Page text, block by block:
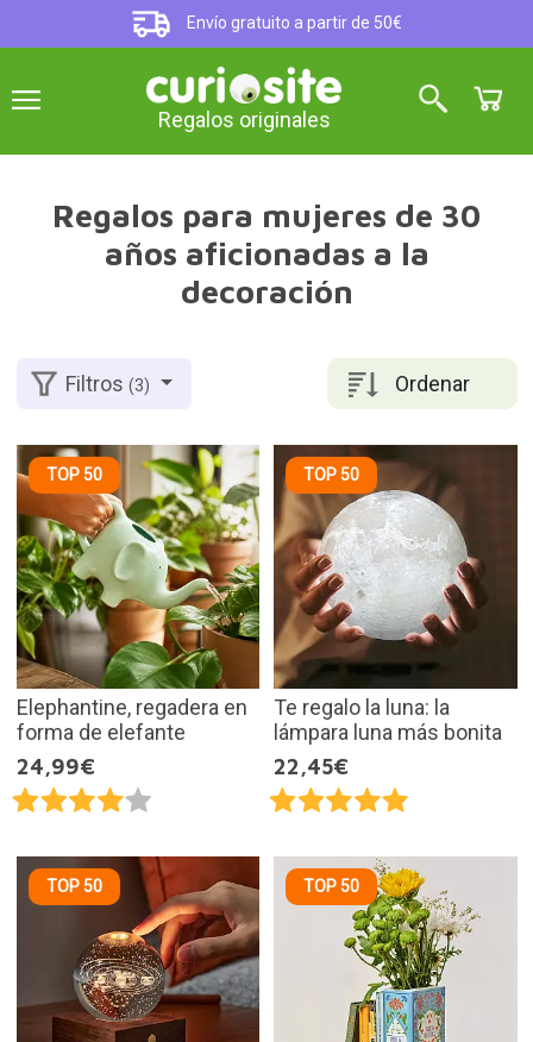
Envío gratuito a partir de 50€
Regalos originales
Regalos para mujeres de 30
años aficionadas a la
decoración
Ordenar
Filtros(3)
TOP 50
Elephantine, regadera en
forma de elefante
24,99€
TOP 50
Te regalo la luna: la
lámpara luna más bonita
22,45€
TOP 50 TOP 50